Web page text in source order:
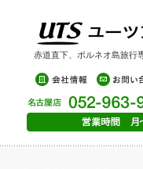
赤道直下、ボルネオ島旅行